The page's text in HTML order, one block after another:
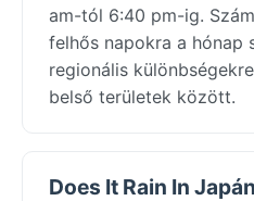
am-tól 6:40 pm-ig.
felhős napokra a hónap
regionális
belső területek között.
Does It Rain In